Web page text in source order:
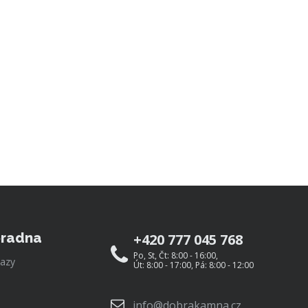
+420 777 045 768
Po, St, Čt: 8:00 - 16:00,
Út: 8:00 - 17:00, Pá: 8:00 - 12:00